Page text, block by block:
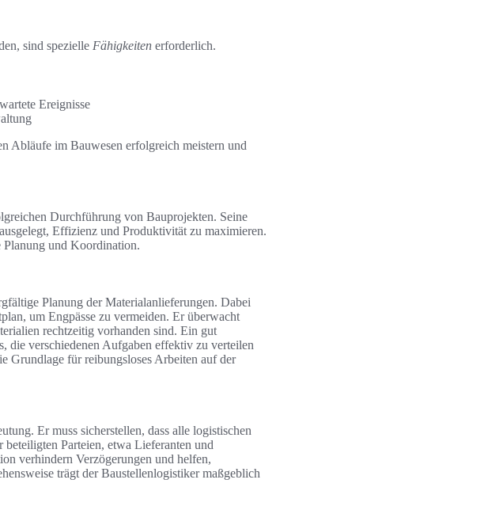
sind spezielle Fähigkeiten erforderlich.
Ereignisse
Abläufe im Bauwesen erfolgreich meistern und
Durchführung von Bauprojekten. Seine
Effizienz und Produktivität zu maximieren.
Planung und Koordination.
Planung der Materialanlieferungen. Dabei
um Engpässe zu vermeiden. Er überwacht
rechtzeitig vorhanden sind. Ein gut
die verschiedenen Aufgaben effektiv zu verteilen
Grundlage für reibungsloses Arbeiten auf der
Er muss sicherstellen, dass alle logistischen
Parteien, etwa Lieferanten und
verhindern Verzögerungen und helfen,
trägt der Baustellenlogistiker maßgeblich